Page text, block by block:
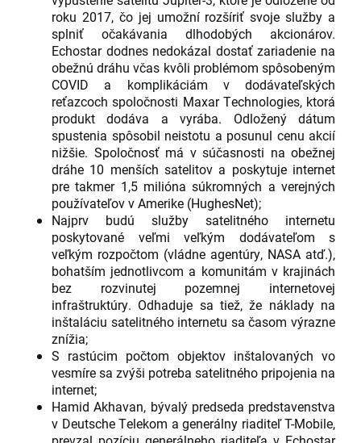
roku 2017, čo jej umožní rozšíriť svoje služby a
splniť očakávania dlhodobých akcionárov.
Echostar dodnes nedokázal dostať zariadenie na
obežnú dráhu včas kvôli problémom spôsobeným
COVID a komplikáciám v dodávateľských
reťazcoch spoločnosti Maxar Technologies, ktorá
produkt dodáva a vyrába. Odložený dátum
spustenia spôsobil neistotu a posunul cenu akcií
nižšie. Spoločnosť má v súčasnosti na obežnej
dráhe 10 menších satelitov a poskytuje internet
pre takmer 1,5 milióna súkromných a verejných
používateľov v Amerike (HughesNet);
Najprv budú služby satelitného internetu
poskytované veľmi veľkým dodávateľom s
veľkým rozpočtom (vládne agentúry, NASA atď.),
bohatším jednotlivcom a komunitám v krajinách
bez rozvinutej pozemnej internetovej
infraštruktúry. Odhaduje sa tiež, že náklady na
inštaláciu satelitného internetu sa časom výrazne
znížia;
S rastúcim počtom objektov inštalovaných vo
vesmíre sa zvýši potreba satelitného pripojenia na
internet;
Hamid Akhavan, bývalý predseda predstavenstva
v Deutsche Telekom a generálny riaditeľ T-Mobile,